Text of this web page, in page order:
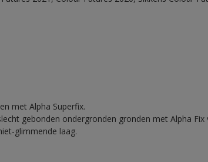
met Alpha Superfix.
gebonden ondergronden gronden met Alpha Fix
glimmende laag.